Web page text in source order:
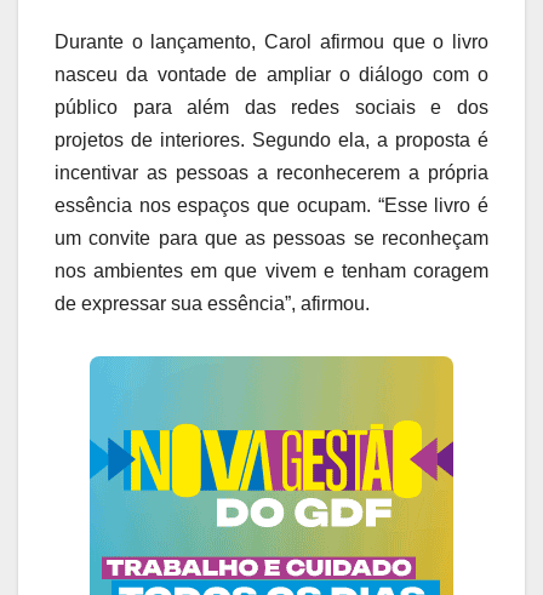
Durante o lançamento, Carol afirmou que o livro
nasceu da vontade de ampliar o diálogo com o
público para além das redes sociais e dos
projetos de interiores. Segundo ela, a proposta é
incentivar as pessoas a reconhecerem a própria
essência nos espaços que ocupam. “Esse livro é
um convite para que as pessoas se reconheçam
nos ambientes em que vivem e tenham coragem
de expressar sua essência”, afirmou.